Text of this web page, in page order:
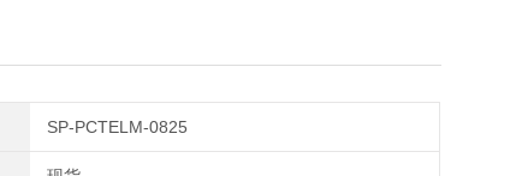
SP-PCTELM-0825